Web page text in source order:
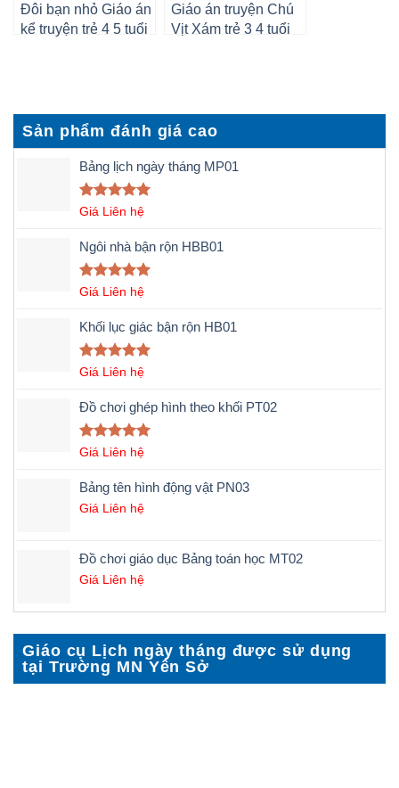
Sản phẩm đánh giá cao
Bảng lịch ngày tháng MP01
Được xếp
5 sao
Giá Liên hệ
Ngôi nhà bận rộn HBB01
Được xếp
5 sao
Giá Liên hệ
Khối lục giác bận rộn HB01
Được xếp
5 sao
Giá Liên hệ
Đồ chơi ghép hình theo khối PT02
Được xếp
5 sao
Giá Liên hệ
Bảng tên hình động vật PN03
Giá Liên hệ
Đồ chơi giáo dục Bảng toán học MT02
Giá Liên hệ
Giáo cụ Lịch ngày tháng được sử dụng
tại Trường MN Yên Sở
Đôi bạn nhỏ Giáo án
kể truyện trẻ 4 5 tuổi
Giáo án truyện Chú
Vịt Xám trẻ 3 4 tuổi